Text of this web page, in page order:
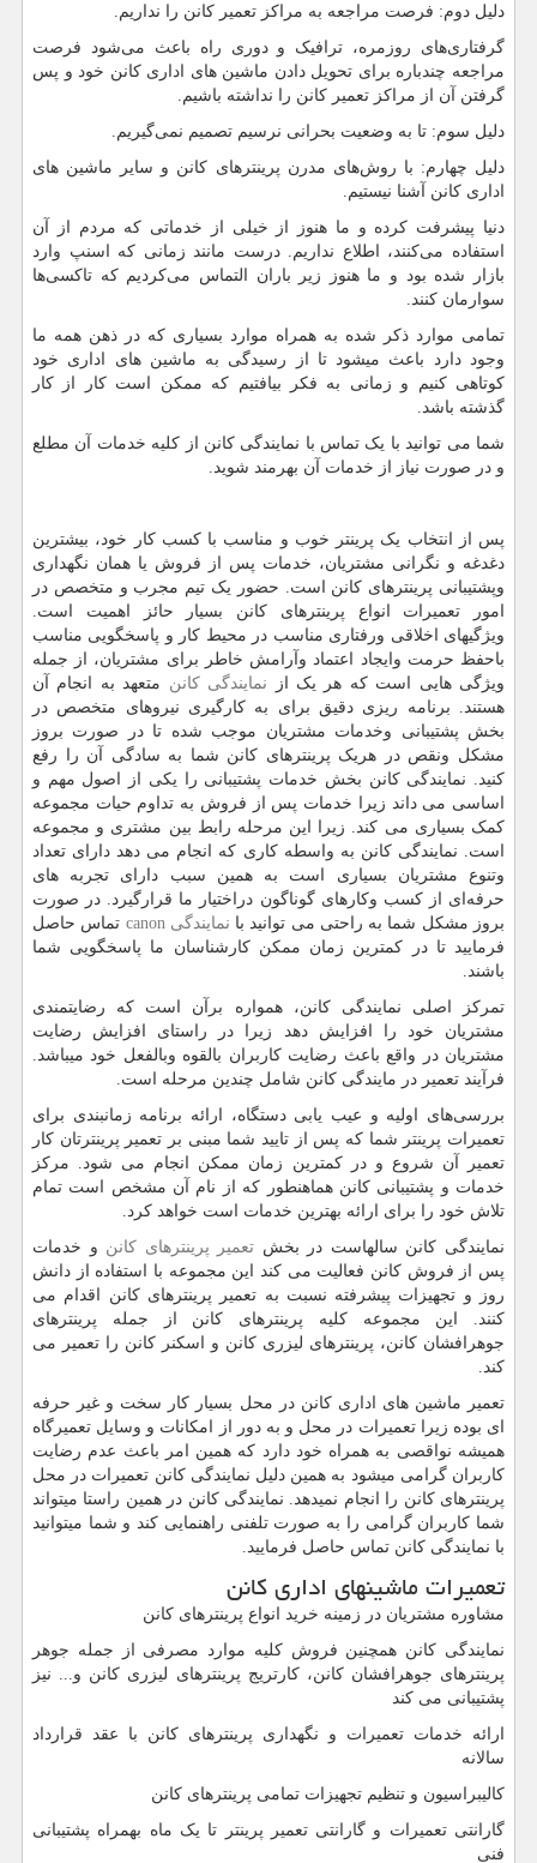
دلیل دوم: فرصت مراجعه به مراکز تعمیر کانن را نداریم.
گرفتاری‌های روزمره، ترافیک و دوری راه باعث می‌شود فرصت
مراجعه چندباره برای تحویل دادن ماشین های اداری کانن خود و پس
گرفتن آن از مراکز تعمیر کانن را نداشته باشیم.
دلیل سوم:‌ تا به وضعیت بحرانی نرسیم تصمیم نمی‌گیریم.
دلیل چهارم: با روش‌های مدرن پرینترهای کانن و سایر ماشین های
اداری کانن آشنا نیستیم.
دنیا پیشرفت کرده و ما هنوز از خیلی از خدماتی که مردم از آن
استفاده می‌کنند، اطلاع نداریم. درست مانند زمانی که اسنپ وارد
بازار شده بود و ما هنوز زیر باران التماس می‌کردیم که تاکسی‌ها
سوارمان کنند.
تمامی موارد ذکر شده به همراه موارد بسیاری که در ذهن همه ما
وجود دارد باعث میشود تا از رسیدگی به ماشین های اداری خود
کوتاهی کنیم و زمانی به فکر بیافتیم که ممکن است کار از کار
گذشته باشد.
شما می توانید با یک تماس با نمایندگی کانن از کلیه خدمات آن مطلع
و در صورت نیاز از خدمات آن بهرمند شوید.
پس از انتخاب یک پرینتر خوب و مناسب با کسب کار خود، بیشترین
دغدغه و نگرانی مشتریان، خدمات پس از فروش یا همان نگهداری
وپشتیبانی پرینترهای کانن است. حضور یک تیم مجرب و متخصص در
امور تعمیرات انواع پرینترهای کانن بسیار حائز اهمیت است.
ویژگیهای اخلاقی ورفتاری مناسب در محیط کار و پاسخگویی مناسب
باحفظ حرمت وایجاد اعتماد وآرامش خاطر برای مشتریان، از جمله
ویژگی هایی است که هر یک از نمایندگی کانن متعهد به انجام آن
هستند. برنامه ریزی دقیق برای به کارگیری نیروهای متخصص در
بخش پشتیبانی وخدمات مشتریان موجب شده تا در صورت بروز
مشکل ونقص در هریک پرینترهای کانن شما به سادگی آن را رفع
کنید. نمایندگی کانن بخش خدمات پشتیبانی را یکی از اصول مهم و
اساسی می داند زیرا خدمات پس از فروش به تداوم حیات مجموعه
کمک بسیاری می کند. زیرا این مرحله رابط بین مشتری و مجموعه
است. نمایندگی کانن به واسطه کاری که انجام می دهد دارای تعداد
وتنوع مشتریان بسیاری است به همین سبب دارای تجربه‌ های
حرفه‌ای از کسب وکارهای گوناگون دراختیار ما قرارگیرد. در صورت
بروز مشکل شما به راحتی می توانید با نمایندگیcanon تماس حاصل
فرمایید تا در کمترین زمان ممکن کارشناسان ما پاسخگویی شما
باشند.
تمرکز اصلی نمایندگی کانن، همواره برآن است که رضایتمندی
مشتریان خود را افزایش دهد زیرا در راستای افزایش رضایت
مشتریان در واقع باعث رضایت کاربران بالقوه وبالفعل خود میباشد.
فرآیند تعمیر در مایندگی کانن شامل چندین مرحله است.
بررسی‌های اولیه و عیب یابی دستگاه، ارائه برنامه زمانبندی برای
تعمیرات پرینتر شما که پس از تایید شما مبنی بر تعمیر پرینترتان کار
تعمیر آن شروع و در کمترین زمان ممکن انجام می شود. مرکز
خدمات و پشتیبانی کانن هماهنطور که از نام آن مشخص است تمام
تلاش خود را برای ارائه بهترین خدمات است خواهد کرد.
نمایندگی کانن سالهاست در بخش تعمیر پرینترهای کانن و خدمات
پس از فروش کانن فعالیت می کند این مجموعه با استفاده از دانش
روز و تجهیزات پیشرفته نسبت به تعمیر پرینترهای کانن اقدام می
کنند. این مجموعه کلیه پرینترهای کانن از جمله پرینترهای
جوهرافشان کانن، پرینترهای لیزری کانن و اسکنر کانن را تعمیر می
کند.
تعمیر ماشین های اداری کانن در محل بسیار کار سخت و غیر حرفه
ای بوده زیرا تعمیرات در محل و به دور از امکانات و وسایل تعمیرگاه
همیشه نواقصی به همراه خود دارد که همین امر باعث عدم رضایت
کاربران گرامی میشود به همین دلیل نمایندگی کانن تعمیرات در محل
پرینترهای کانن را انجام نمیدهد. نمایندگی کانن در همین راستا میتواند
شما کاربران گرامی را به صورت تلفنی راهنمایی کند و شما میتوانید
با نمایندگی کانن تماس حاصل فرمایید.
تعمیرات ماشینهای اداری کانن
مشاوره مشتریان در زمینه خرید انواع پرینترهای کانن
نمایندگی کانن همچنین فروش کلیه موارد مصرفی از جمله جوهر
پرینترهای جوهرافشان کانن، کارتریج پرینترهای لیزری کانن و... نیز
پشتیبانی می کند
ارائه خدمات تعمیرات و نگهداری پرینترهای کانن با عقد قرارداد
سالانه
کالیبراسیون و تنظیم تجهیزات تمامی پرینترهای کانن
گارانتی تعمیرات و گارانتی تعمیر پرینتر تا یک ماه بهمراه پشتیبانی
فنی